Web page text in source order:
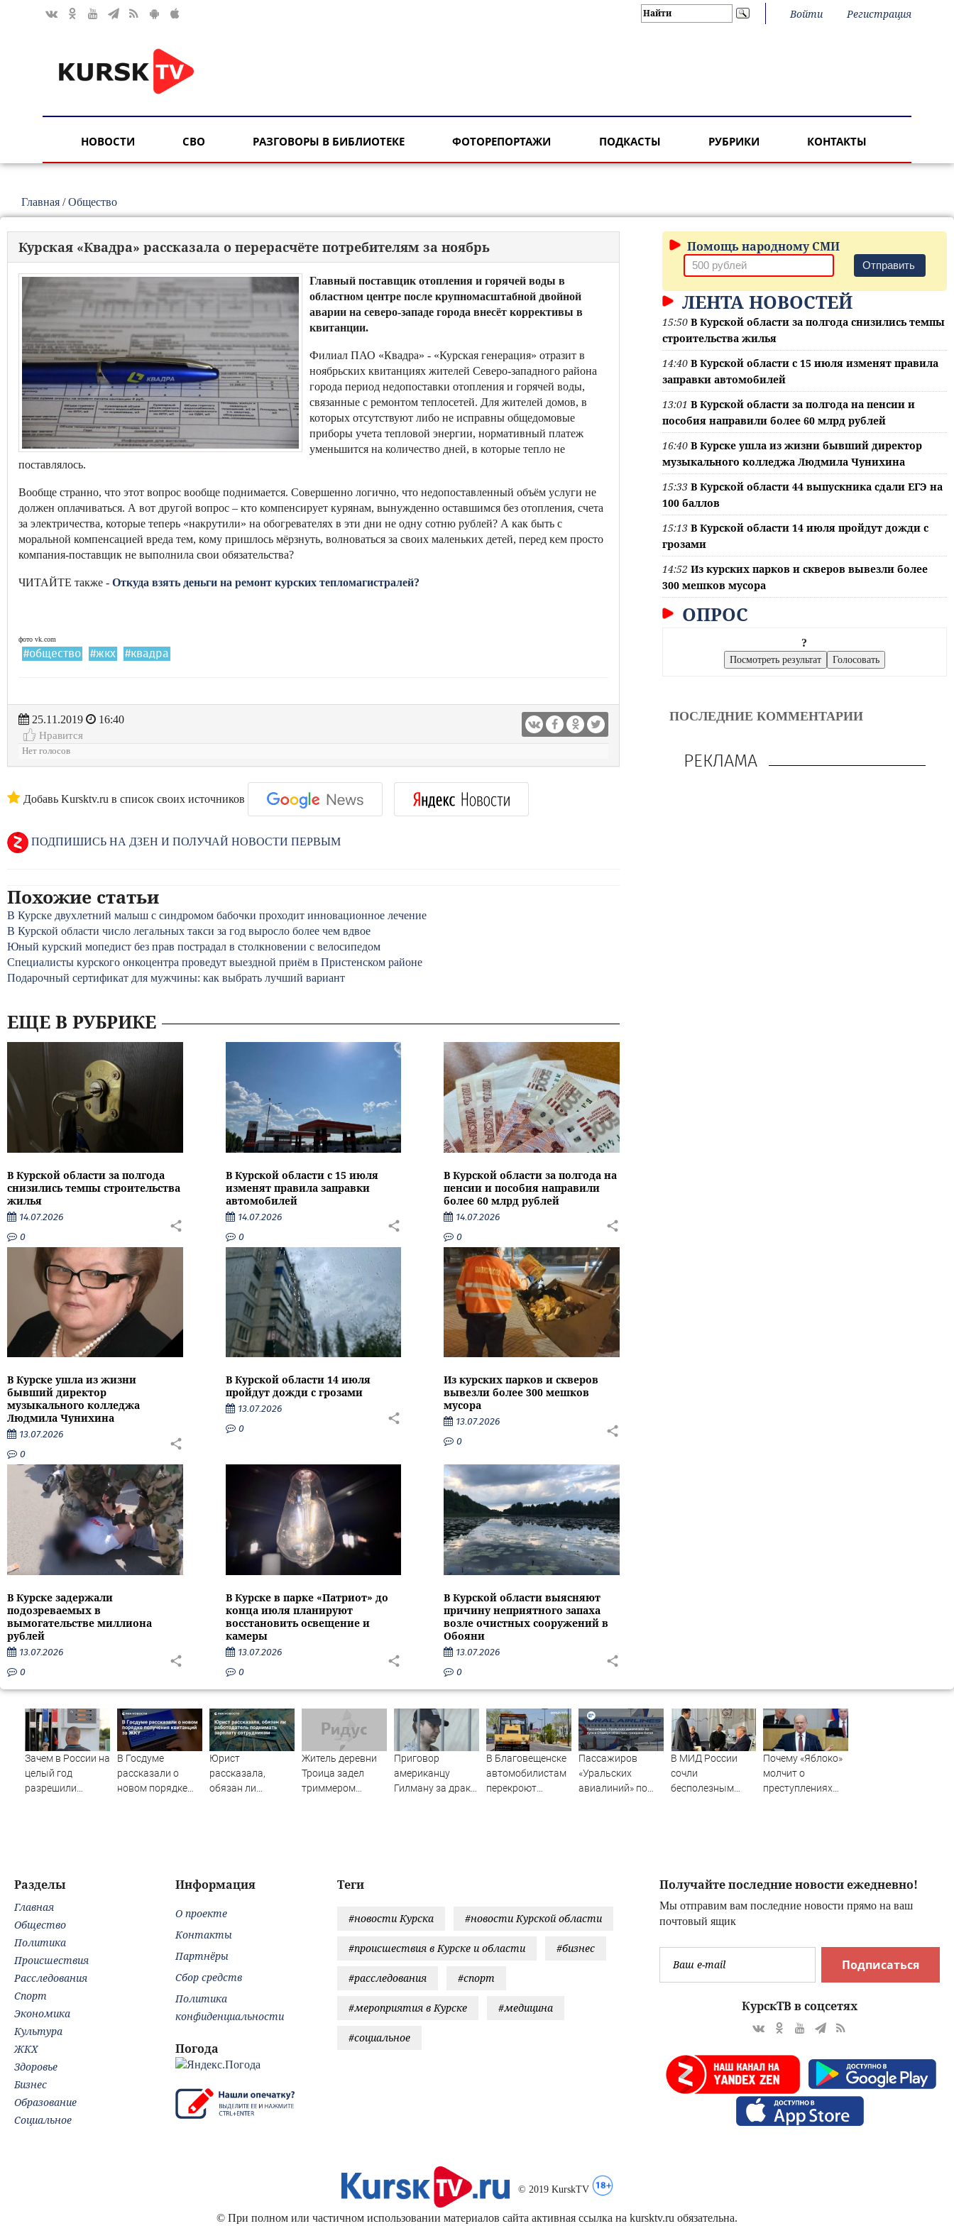
Войти Регистрация
НОВОСТИ СВО РАЗГОВОРЫ В БИБЛИОТЕКЕ ФОТОРЕПОРТАЖИ ПОДКАСТЫ РУБРИКИ КОНТАКТЫ
Главная /Общество
Курская «Квадра» рассказала о перерасчёте потребителям за ноябрь
Главный поставщик отопления и горячей воды в
областном центре после крупномасштабной двойной
аварии на северо-западе города внесёт коррективы в
квитанции.
Филиал ПАО «Квадра» - «Курская генерация» отразит в
ноябрьских квитанциях жителей Северо-западного района
города период недопоставки отопления и горячей воды,
связанные с ремонтом теплосетей. Для жителей домов, в
которых отсутствуют либо не исправны общедомовые
приборы учета тепловой энергии, нормативный платеж
уменьшится на количество дней, в которые тепло не
поставлялось.
Вообще странно, что этот вопрос вообще поднимается. Совершенно логично, что недопоставленный объём услуги не
должен оплачиваться. А вот другой вопрос – кто компенсирует курянам, вынужденно оставшимся без отопления, счета
за электричества, которые теперь «накрутили» на обогревателях в эти дни не одну сотню рублей? А как быть с
моральной компенсацией вреда тем, кому пришлось мёрзнуть, волноваться за своих маленьких детей, перед кем просто
компания-поставщик не выполнила свои обязательства?
ЧИТАЙТЕ также - Откуда взять деньги на ремонт курских тепломагистралей?
фото vk.com
#общество #жкх #квадра
25.11.2019
16:40
Нравится
Нет голосов
Добавь Kursktv.ru в список своих источников
ПОДПИШИСЬ НА ДЗЕН И ПОЛУЧАЙ НОВОСТИ ПЕРВЫМ
Похожие статьи
В Курске двухлетний малыш с синдромом бабочки проходит инновационное лечение
В Курской области число легальных такси за год выросло более чем вдвое
Юный курский мопедист без прав пострадал в столкновении с велосипедом
Специалисты курского онкоцентра проведут выездной приём в Пристенском районе
Подарочный сертификат для мужчины: как выбрать лучший вариант
ЕЩЕ В РУБРИКЕ
В Курской области за полгода
снизились темпы строительства
жилья
14.07.2026
0
В Курской области с 15 июля
изменят правила заправки
автомобилей
14.07.2026
0
В Курской области за полгода на
пенсии и пособия направили
более 60 млрд рублей
14.07.2026
0
В Курске ушла из жизни
бывший директор
музыкального колледжа
Людмила Чунихина
13.07.2026
0
В Курской области 14 июля
пройдут дожди с грозами
13.07.2026
0
Из курских парков и скверов
вывезли более 300 мешков
мусора
13.07.2026
0
В Курске задержали
подозреваемых в
вымогательстве миллиона
рублей
13.07.2026
0
В Курске в парке «Патриот» до
конца июля планируют
восстановить освещение и
камеры
13.07.2026
0
В Курской области выясняют
причину неприятного запаха
возле очистных сооружений в
Обояни
13.07.2026
0
Помощь народному СМИ
Отправить
ЛЕНТА НОВОСТЕЙ
15:50 В Курской области за полгода снизились темпы
строительства жилья
14:40 В Курской области с 15 июля изменят правила
заправки автомобилей
13:01 В Курской области за полгода на пенсии и
пособия направили более 60 млрд рублей
16:40 В Курске ушла из жизни бывший директор
музыкального колледжа Людмила Чунихина
15:33 В Курской области 44 выпускника сдали ЕГЭ на
100 баллов
15:13 В Курской области 14 июля пройдут дожди с
грозами
14:52 Из курских парков и скверов вывезли более
300 мешков мусора
ОПРОС
?
ПОСЛЕДНИЕ КОММЕНТАРИИ
РЕКЛАМА
Зачем в России на
целый год
разрешили
В Госдуме
рассказали о
новом порядке
Юрист
рассказала,
обязан ли
Житель деревни
Троица задел
триммером
Приговор
американцу
Гилману за драки
В Благовещенске
автомобилистам
перекроют
Пассажиров
«Уральских
авиалиний» по
В МИД России
сочли
бесполезным
Почему «Яблоко»
молчит о
преступлениях
Получайте последние новости ежедневно!
Мы отправим вам последние новости прямо на ваш
почтовый ящик
Подписаться
КурскТВ в соцсетях
Теги
#новости Курска #новости Курской области
#происшествия в Курске и области #бизнес
#расследования #спорт
#мероприятия в Курске #медицина
#социальное
Разделы
Главная
Общество
Политика
Происшествия
Расследования
Спорт
Экономика
Культура
ЖКХ
Здоровье
Бизнес
Образование
Социальное
Информация
О проекте
Контакты
Партнёры
Сбор средств
Политика
конфиденциальности
Погода
© 2019 KurskTV
© При полном или частичном использовании материалов сайта активная ссылка на kursktv.ru обязательна.